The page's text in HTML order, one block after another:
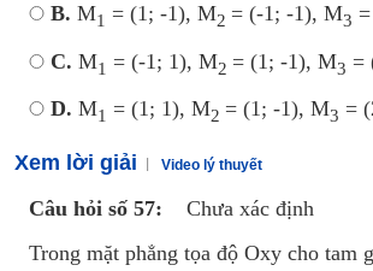
B. M1 = (1; -1), M2 = (-1; -1), M3
C. M1 = (-1; 1), M2 = (1; -1), M3 =
D. M1 = (1; 1), M2 = (1; -1), M3 =
Xem lời giải Video lý thuyết
Câu hỏi số 57:
Chưa xác định
Trong mặt phẳng tọa độ Oxy cho